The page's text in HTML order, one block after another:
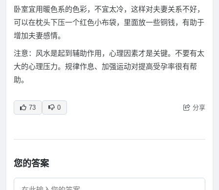
卧室宜用暖色系的色彩，不宜太冷，这样对夫妻关系不好，
可以在枕头下压一个红色小布袋，里面放一些铜钱，有助于
增加夫妻感情。
注意：风水是起到辅助作用，心理因素才是关键。不要有太
大的心理压力。规律作息、加强运动对提高受孕率很有帮
助。
73 0 分享
您的答案